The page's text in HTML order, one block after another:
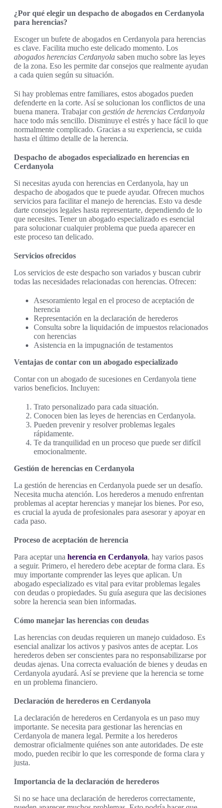
¿Por qué elegir un despacho de abogados en Cerdanyola
para herencias?
Escoger un bufete de abogados en Cerdanyola para herencias
es clave. Facilita mucho este delicado momento. Los
abogados herencias Cerdanyola saben mucho sobre las leyes
de la zona. Eso les permite dar consejos que realmente ayudan
a cada quien según su situación.
Si hay problemas entre familiares, estos abogados pueden
defenderte en la corte. Así se solucionan los conflictos de una
buena manera. Trabajar con gestión de herencias Cerdanyola
hace todo más sencillo. Disminuye el estrés y hace fácil lo que
normalmente complicado. Gracias a su experiencia, se cuida
hasta el último detalle de la herencia.
Despacho de abogados especializado en herencias en
Cerdanyola
Si necesitas ayuda con herencias en Cerdanyola, hay un
despacho de abogados que te puede ayudar. Ofrecen muchos
servicios para facilitar el manejo de herencias. Esto va desde
darte consejos legales hasta representarte, dependiendo de lo
que necesites. Tener un abogado especializado es esencial
para solucionar cualquier problema que pueda aparecer en
este proceso tan delicado.
Servicios ofrecidos
Los servicios de este despacho son variados y buscan cubrir
todas las necesidades relacionadas con herencias. Ofrecen:
Asesoramiento legal en el proceso de aceptación de
herencia
Representación en la declaración de herederos
Consulta sobre la liquidación de impuestos relacionados
con herencias
Asistencia en la impugnación de testamentos
Ventajas de contar con un abogado especializado
Contar con un abogado de sucesiones en Cerdanyola tiene
varios beneficios. Incluyen:
Trato personalizado para cada situación.
Conocen bien las leyes de herencias en Cerdanyola.
Pueden prevenir y resolver problemas legales
rápidamente.
Te da tranquilidad en un proceso que puede ser difícil
emocionalmente.
Gestión de herencias en Cerdanyola
La gestión de herencias en Cerdanyola puede ser un desafío.
Necesita mucha atención. Los herederos a menudo enfrentan
problemas al aceptar herencias y manejar los bienes. Por eso,
es crucial la ayuda de profesionales para asesorar y apoyar en
cada paso.
Proceso de aceptación de herencia
Para aceptar una herencia en Cerdanyola, hay varios pasos
a seguir. Primero, el heredero debe aceptar de forma clara. Es
muy importante comprender las leyes que aplican. Un
abogado especializado es vital para evitar problemas legales
con deudas o propiedades. Su guía asegura que las decisiones
sobre la herencia sean bien informadas.
Cómo manejar las herencias con deudas
Las herencias con deudas requieren un manejo cuidadoso. Es
esencial analizar los activos y pasivos antes de aceptar. Los
herederos deben ser conscientes para no responsabilizarse por
deudas ajenas. Una correcta evaluación de bienes y deudas en
Cerdanyola ayudará. Así se previene que la herencia se torne
en un problema financiero.
Declaración de herederos en Cerdanyola
La declaración de herederos en Cerdanyola es un paso muy
importante. Se necesita para gestionar las herencias en
Cerdanyola de manera legal. Permite a los herederos
demostrar oficialmente quiénes son ante autoridades. De este
modo, pueden recibir lo que les corresponde de forma clara y
justa.
Importancia de la declaración de herederos
Si no se hace una declaración de herederos correctamente,